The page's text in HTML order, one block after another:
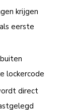
krijgen
eerste
lockercode
direct